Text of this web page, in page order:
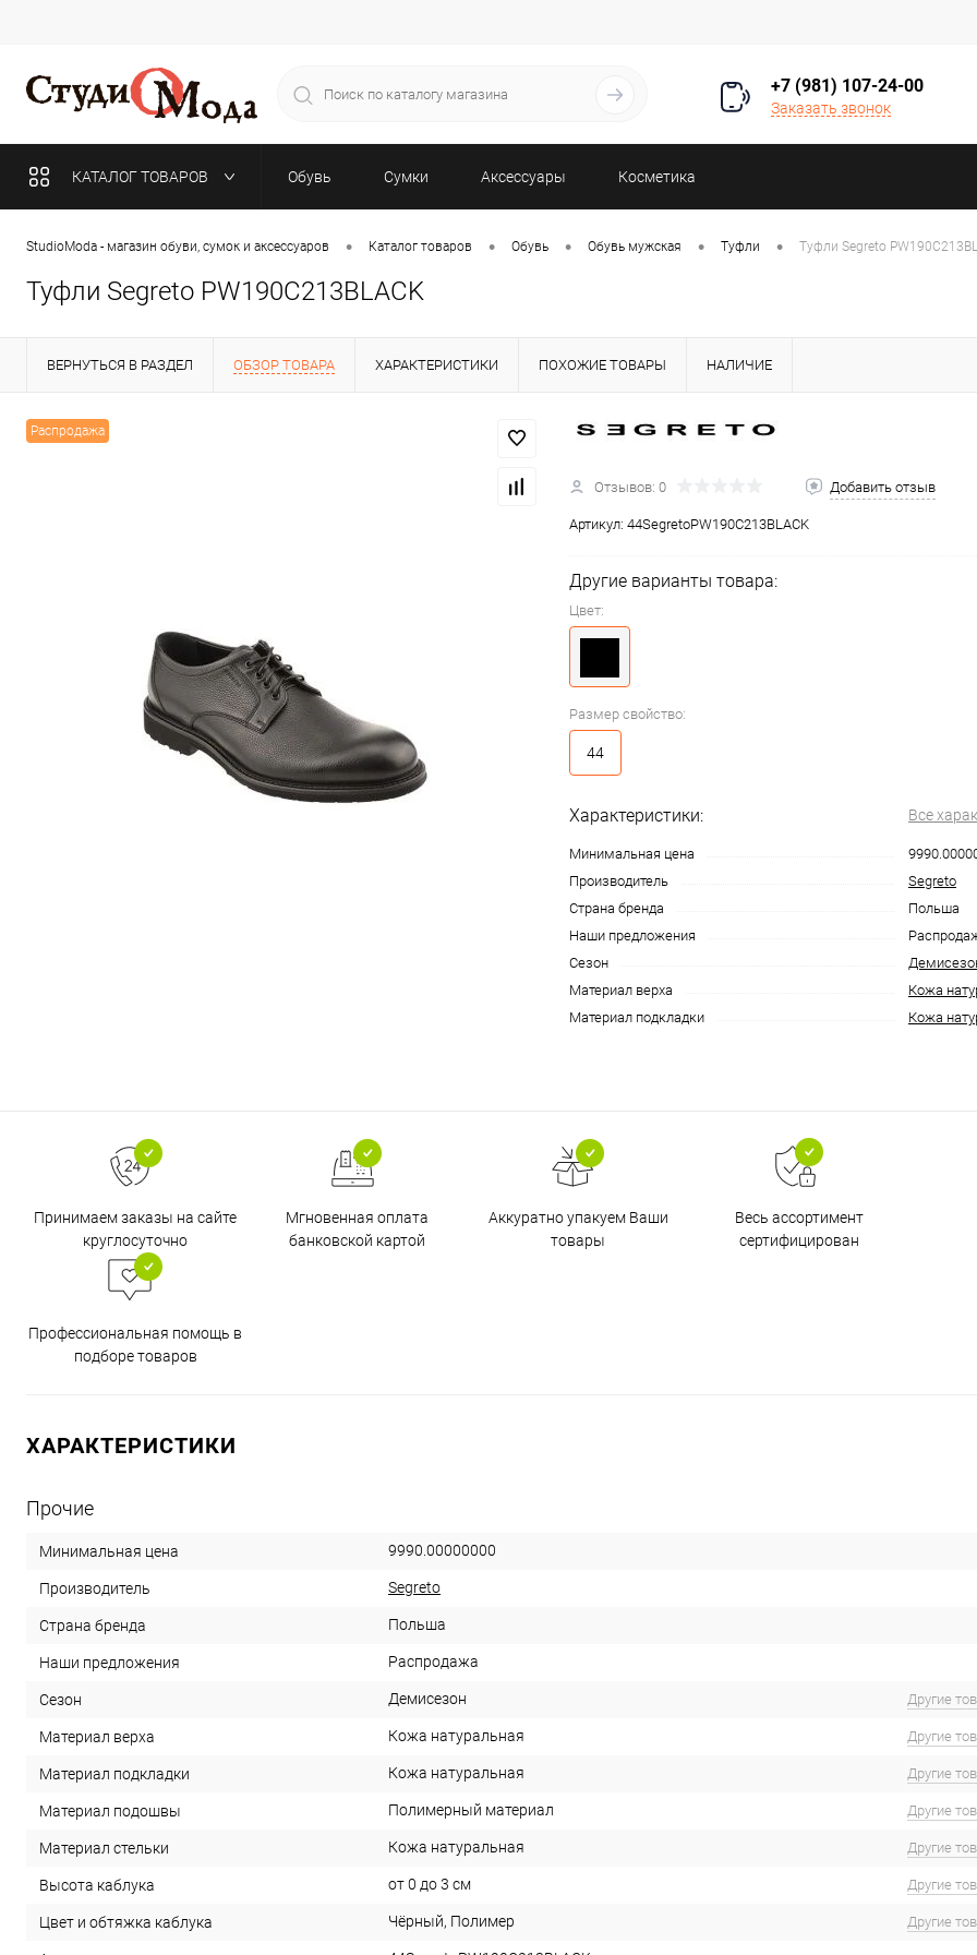
+7 (981) 107-24-00
Заказать звонок
КАТАЛОГ ТОВАРОВ Обувь Сумки Аксессуары Косметика
StudioModa - магазин обуви, сумок и аксессуаров • Каталог товаров • Обувь • Обувь мужская • Туфли • Туфли Segreto
Туфли Segreto PW190C213BLACK
ВЕРНУТЬСЯ В РАЗДЕЛ ОБЗОР ТОВАРА ХАРАКТЕРИСТИКИ ПОХОЖИЕ ТОВАРЫ НАЛИЧИЕ
Распродажа
Отзывов: 0 Добавить отзыв
Артикул: 44SegretoPW190C213BLACK
Другие варианты товара:
Цвет:
Размер свойство:
44
Характеристики: Все
Минимальная цена
Производитель
Segreto
Страна бренда
Польша
Наши предложения
Сезон
Материал верха
Кожа
Материал подкладки
Кожа
Принимаем заказы на сайте
круглосуточно
Мгновенная оплата
банковской картой
Аккуратно упакуем Ваши
товары
Весь ассортимент
сертифицирован
Профессиональная помощь в
подборе товаров
ХАРАКТЕРИСТИКИ
Прочие
Минимальная цена 9990.00000000
Производитель Segreto
Страна бренда Польша
Наши предложения Распродажа
Сезон Демисезон Другие
Материал верха Кожа натуральная Другие
Материал подкладки Кожа натуральная Другие
Материал подошвы Полимерный материал Другие
Материал стельки Кожа натуральная Другие
Высота каблука от 0 до 3 см Другие
Цвет и обтяжка каблука Чёрный, Полимер Другие